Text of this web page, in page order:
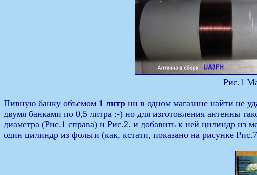
Рис.1
Пивную банку объемом 1 литр ни в одном магазине найти не
двумя банками по 0,5 литра :-) но для изготовления антенны
диаметра (Рис.1 справа) и Рис.2. и добавить к ней цилиндр из
один цилиндр из фольги (как, кстати, показано на рисунке